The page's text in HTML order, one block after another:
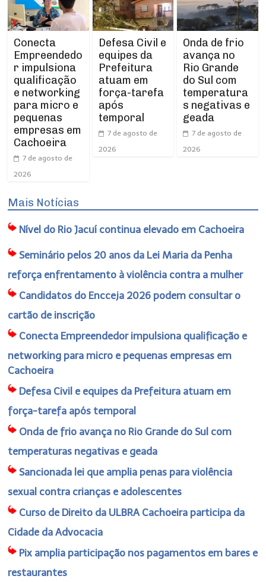
Conecta
Empreendedo
r impulsiona
qualificação
e networking
para micro e
pequenas
empresas em
Cachoeira
7 de agosto de
2026
Defesa Civil e
equipes da
Prefeitura
atuam em
força-tarefa
após
temporal
7 de agosto de
2026
Onda de frio
avança no
Rio Grande
do Sul com
temperatura
s negativas e
geada
7 de agosto de
2026
Mais Notícias
Nível do Rio Jacuí continua elevado em Cachoeira
Seminário pelos 20 anos da Lei Maria da Penha
reforça enfrentamento à violência contra a mulher
Candidatos do Encceja 2026 podem consultar o
cartão de inscrição
Conecta Empreendedor impulsiona qualificação e
networking para micro e pequenas empresas em
Cachoeira
Defesa Civil e equipes da Prefeitura atuam em
força-tarefa após temporal
Onda de frio avança no Rio Grande do Sul com
temperaturas negativas e geada
Sancionada lei que amplia penas para violência
sexual contra crianças e adolescentes
Curso de Direito da ULBRA Cachoeira participa da
Cidade da Advocacia
Pix amplia participação nos pagamentos em bares e
restaurantes